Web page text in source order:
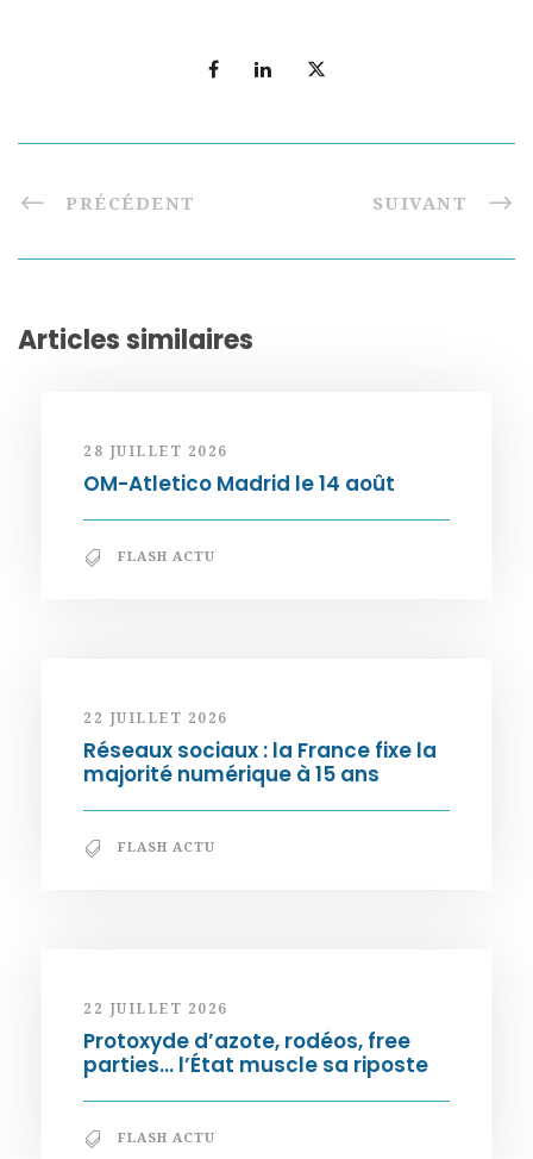
PRÉCÉDENT SUIVANT
Articles similaires
28 JUILLET 2026
OM-Atletico Madrid le 14 août
FLASH ACTU
22 JUILLET 2026
Réseaux sociaux : la France fixe la
majorité numérique à 15 ans
FLASH ACTU
22 JUILLET 2026
Protoxyde d’azote, rodéos, free
parties… l’État muscle sa riposte
FLASH ACTU